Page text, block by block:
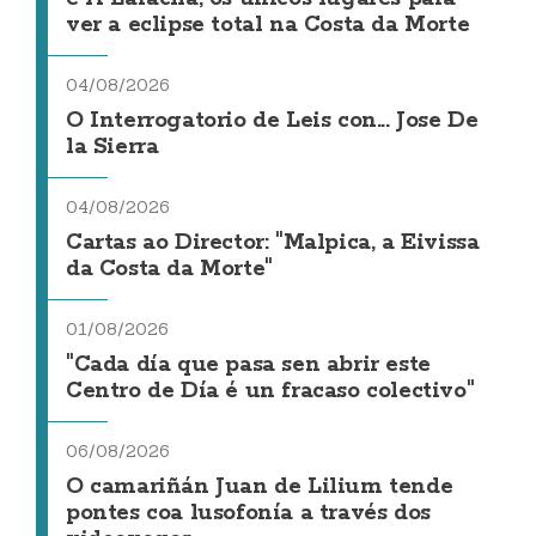
ver a eclipse total na Costa da Morte
04/08/2026
O Interrogatorio de Leis con... Jose De
la Sierra
04/08/2026
Cartas ao Director: "Malpica, a Eivissa
da Costa da Morte"
01/08/2026
"Cada día que pasa sen abrir este
Centro de Día é un fracaso colectivo"
06/08/2026
O camariñán Juan de Lilium tende
pontes coa lusofonía a través dos